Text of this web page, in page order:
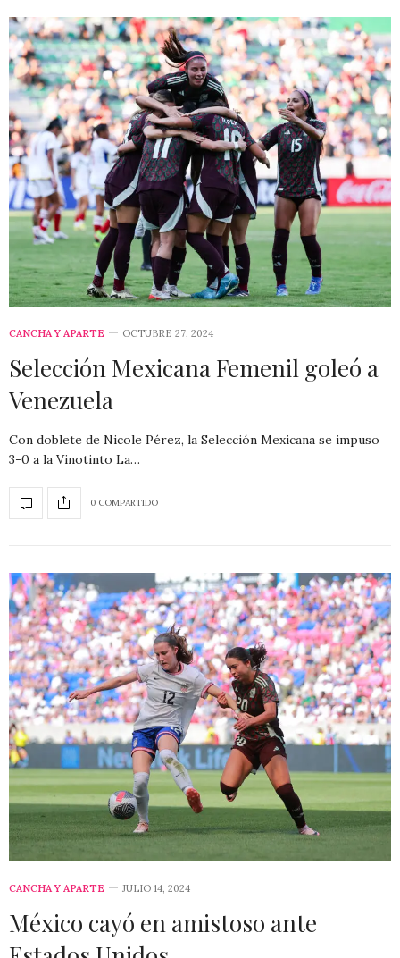
CANCHA Y APARTE OCTUBRE 27, 2024
Selección Mexicana Femenil goleó a
Venezuela
Con doblete de Nicole Pérez, la Selección Mexicana se impuso
3-0 a la Vinotinto La…
0 COMPARTIDO
CANCHA Y APARTE JULIO 14, 2024
México cayó en amistoso ante